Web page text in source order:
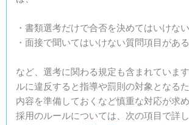
・書類選考だけで合否を決めてはいけない
・面接で聞いてはいけない質問項目がある
など、選考に関わる規定も含まれていま
ルに違反すると指導や罰則の対象となる
内容を準備しておくなど慎重な対応が求
採用のルールについては、次の項目で詳し